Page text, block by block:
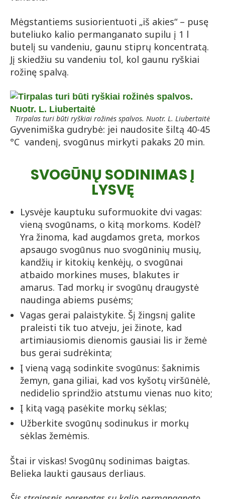
Mėgstantiems susiorientuoti „iš akies“ – pusę
buteliuko kalio permanganato supilu į 1 l
butelį su vandeniu, gaunu stiprų koncentratą.
Jį skiedžiu su vandeniu tol, kol gaunu ryškiai
rožinę spalvą.
Tirpalas turi būti ryškiai rožinės spalvos. Nuotr. L. Liubertaitė
Gyvenimiška gudrybė: jei naudosite šiltą 40-45
°C vandenį, svogūnus mirkyti pakaks 20 min.
SVOGŪNŲ SODINIMAS Į
LYSVĘ
Lysvėje kauptuku suformuokite dvi vagas:
vieną svogūnams, o kitą morkoms. Kodėl?
Yra žinoma, kad augdamos greta, morkos
apsaugo svogūnus nuo svogūninių musių,
kandžių ir kitokių kenkėjų, o svogūnai
atbaido morkines muses, blakutes ir
amarus. Tad morkų ir svogūnų draugystė
naudinga abiems pusėms;
Vagas gerai palaistykite. Šį žingsnį galite
praleisti tik tuo atveju, jei žinote, kad
artimiausiomis dienomis gausiai lis ir žemė
bus gerai sudrėkinta;
Į vieną vagą sodinkite svogūnus: šaknimis
žemyn, gana giliai, kad vos kyšotų viršūnėlė,
nedidelio sprindžio atstumu vienas nuo kito;
Į kitą vagą pasėkite morkų sėklas;
Užberkite svogūnų sodinukus ir morkų
sėklas žemėmis.
Štai ir viskas! Svogūnų sodinimas baigtas.
Belieka laukti gausaus derliaus.